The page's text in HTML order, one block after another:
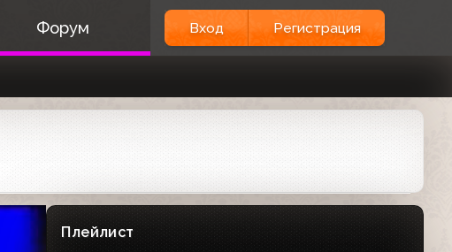
Форум Вход Регистрация
Плейлист
00:11
Заставка "ТВ-6 детям" (ТВ-6, 1995-